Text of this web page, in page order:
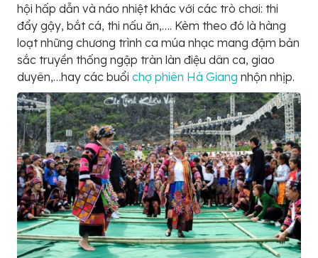
hội hấp dẫn và náo nhiệt khác với các trò chơi: thi
đẩy gậy, bắt cá, thi nấu ăn,…. Kèm theo đó là hàng
loạt những chương trình ca múa nhạc mang đậm bản
sắc truyền thống ngập tràn làn điệu dân ca, giao
duyên,…hay các buổi chợ phiên Hà Giang nhộn nhịp.